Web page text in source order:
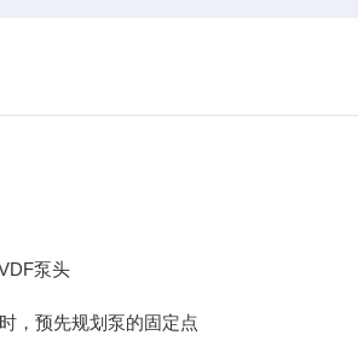
泵头
，预先规划泵的固定点